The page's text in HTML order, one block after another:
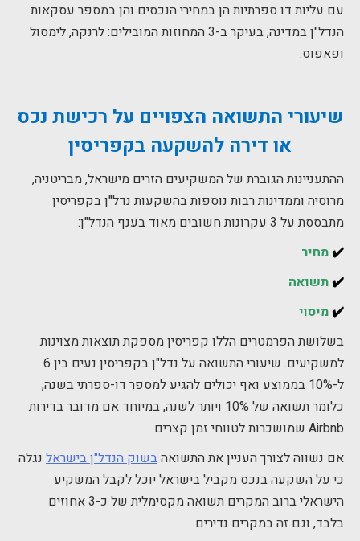
עם עליות דו ספרתיות הן במחירי הנכסים והן במספר עסקאות
הנדל"ן במדינה, בעיקר ב-3 המחוזות המובילים: לרנקה, לימסול
ופאפוס.
שיעורי התשואה הצפויים על רכישת נכס
או דירה להשקעה בקפריסין
ההתעניינות הגוברת של המשקיעים הזרים מישראל, מבריטניה,
מרוסיה וממדינות רבות נוספות בהשקעות נדל"ן בקפריסין
מתבססת על 3 עקרונות חשובים מאוד בענף הנדל"ן:
✔️מחיר
✔️תשואה
✔️מיסוי
בשלושת הפרמטרים הללו קפריסין מספקת תוצאות מצוינות
למשקיעים. שיעורי התשואה על נדל"ן בקפריסין נעים בין 6
ל-10% בממוצע ואף יכולים להגיע למספר דו-ספרתי בשנה,
כלומר תשואה של 10% ויותר לשנה, במיוחד אם מדובר בדירות
Airbnb שמושכרות לטווחי זמן קצרים.
אם נשווה לצורך העניין את התשואהבשוק הנדל"ן בישראל נגלה
כי על השקעה בנכס מקביל בישראל יוכל לקבל המשקיע
הישראלי ברוב המקרים תשואה מקסימלית של כ-3 אחוזים
בלבד, וגם זה במקרים נדירים.